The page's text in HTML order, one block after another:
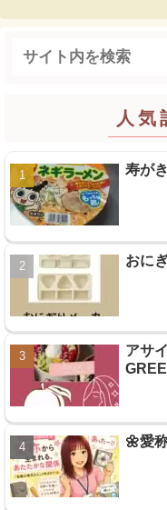
人気
寿が
おに
アサ
🌼愛